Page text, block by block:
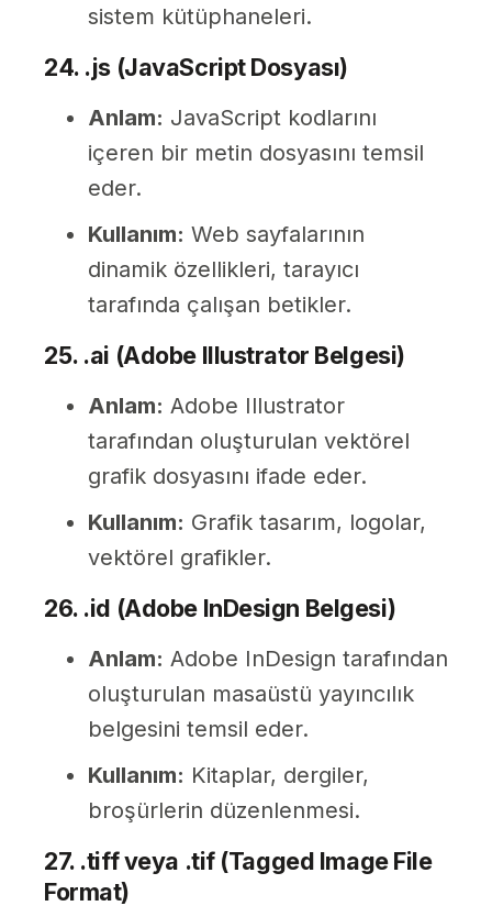
sistem kütüphaneleri.
24. .js (JavaScript Dosyası)
Anlam: JavaScript kodlarını
içeren bir metin dosyasını temsil
eder.
Kullanım: Web sayfalarının
dinamik özellikleri, tarayıcı
tarafında çalışan betikler.
25. .ai (Adobe Illustrator Belgesi)
Anlam: Adobe Illustrator
tarafından oluşturulan vektörel
grafik dosyasını ifade eder.
Kullanım: Grafik tasarım, logolar,
vektörel grafikler.
26. .id (Adobe InDesign Belgesi)
Anlam: Adobe InDesign tarafından
oluşturulan masaüstü yayıncılık
belgesini temsil eder.
Kullanım: Kitaplar, dergiler,
broşürlerin düzenlenmesi.
27. .tiff veya .tif (Tagged Image File
Format)